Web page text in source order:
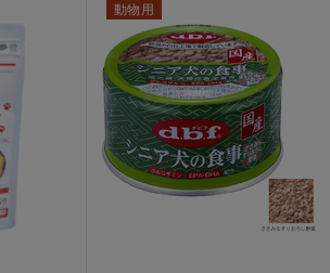
動物用